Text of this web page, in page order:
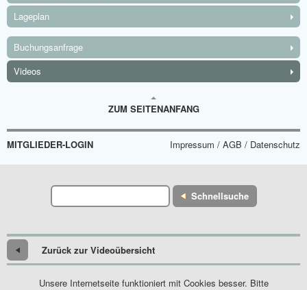
Lageplan
Buchungsanfrage
Videos
ZUM SEITENANFANG
MITGLIEDER-LOGIN Impressum / AGB / Datenschutz
Schnellsuche
Zurück zur Videoübersicht
Unsere Internetseite funktioniert mit Cookies besser. Bitte